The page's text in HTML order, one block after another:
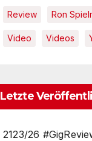
Review Ron
Video Videos
Letzte
2123/26